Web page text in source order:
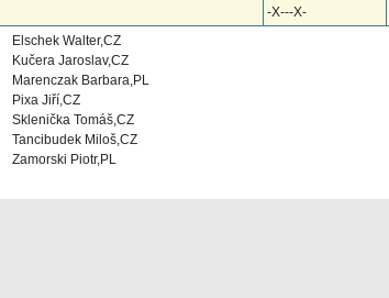
-X---X-
Elschek Walter,CZ
Kučera Jaroslav,CZ
Marenczak Barbara,PL
Pixa Jiří,CZ
Sklenička Tomáš,CZ
Tancibudek Miloš,CZ
Zamorski Piotr,PL